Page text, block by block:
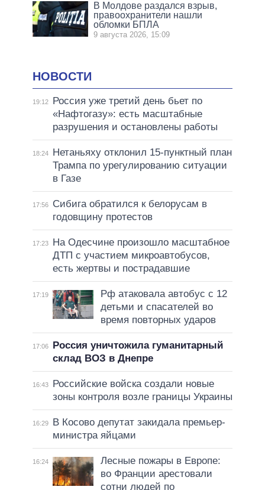
В Молдове раздался взрыв,
правоохранители нашли
обломки БПЛА
9 августа 2026, 15:09
НОВОСТИ
19:12
Россия уже третий день бьет по
«Нафтогазу»: есть масштабные
разрушения и остановлены работы
18:24
Нетаньяху отклонил 15-пунктный план
Трампа по урегулированию ситуации
в Газе
17:56
Сибига обратился к белорусам в
годовщину протестов
17:23
На Одесчине произошло масштабное
ДТП с участием микроавтобусов,
есть жертвы и пострадавшие
17:19
Рф атаковала автобус с 12
детьми и спасателей во
время повторных ударов
17:06
Россия уничтожила гуманитарный
склад ВОЗ в Днепре
16:43
Российские войска создали новые
зоны контроля возле границы Украины
16:29
В Косово депутат закидала премьер-
министра яйцами
16:24
Лесные пожары в Европе:
во Франции арестовали
сотни людей по